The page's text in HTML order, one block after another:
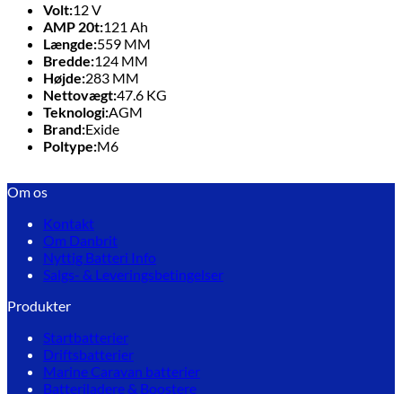
Volt:12V
AMP 20t:121 Ah
Længde:559 MM
Bredde:124 MM
Højde:283 MM
Nettovægt:47.6 KG
Teknologi:AGM
Brand:Exide
Poltype:M6
Om os
Kontakt
Om Danbrit
Nyttig Batteri Info
Salgs- & Leveringsbetingelser
Produkter
Startbatterier
Driftsbatterier
Marine Caravan batterier
Batteriladere & Boostere